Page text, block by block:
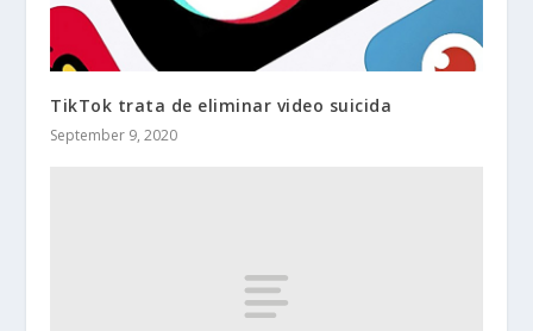
TikTok trata de eliminar video suicida
September 9, 2020